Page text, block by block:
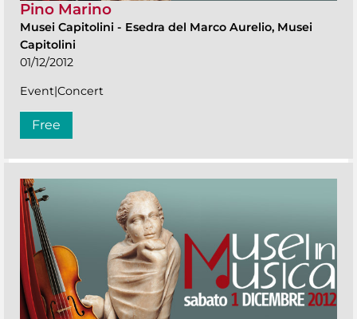
Pino Marino
Musei Capitolini - Esedra del Marco Aurelio, Musei
Capitolini
01/12/2012
Event|Concert
Free